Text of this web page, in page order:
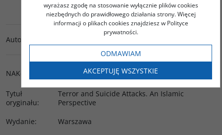
DO KOSZYKA
Autor
NAKŁAD
Tytuł
oryginału:
Terror and Suicide Attacks. An Islamic
Perspective
Wydanie:
Warszawa
wyrażasz zgodę na stosowanie wyłącznie plików cookies
niezbędnych do prawidłowego działania strony. Więcej
informacji o plikach cookies znajdziesz w Polityce
prywatności.
ODMAWIAM
AKCEPTUJĘ WSZYSTKIE